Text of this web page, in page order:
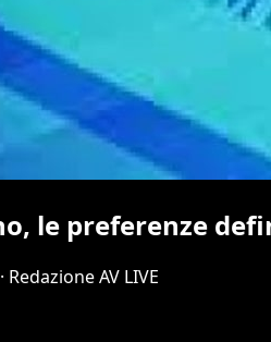
le preferenze
· Redazione AV LIVE